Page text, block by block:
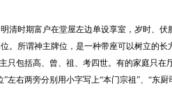
清时期富户在堂屋左边单设享室，岁时、
。所谓神主牌位，是一种带座可以树立的长
只包括高、曾、祖、考四世。有的家庭只在
左右两旁分别用小字写上“本门宗祖”、“东